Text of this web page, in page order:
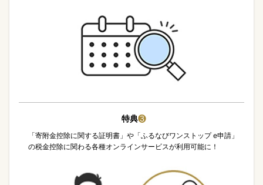
特典❸
「寄附金控除に関する証明書」や「ふるなびワンストップ e申請」
の税金控除に関わる各種オンラインサービスが利用可能に！